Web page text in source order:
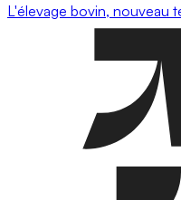
L'élevage bovin, nouveau